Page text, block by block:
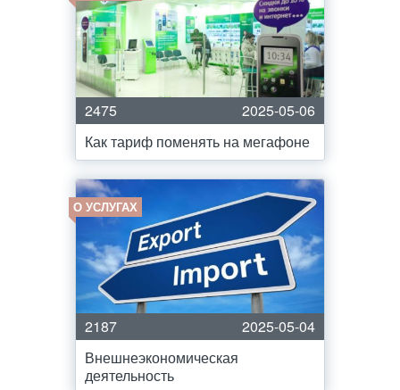
2475
2025-05-06
Как тариф поменять на мегафоне
О УСЛУГАХ
2187
2025-05-04
Внешнеэкономическая
деятельность